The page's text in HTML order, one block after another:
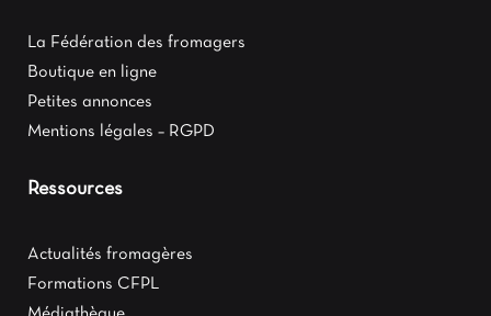
La Fédération des fromagers
Boutique en ligne
Petites annonces
Mentions légales – RGPD
Ressources
Actualités fromagères
Formations CFPL